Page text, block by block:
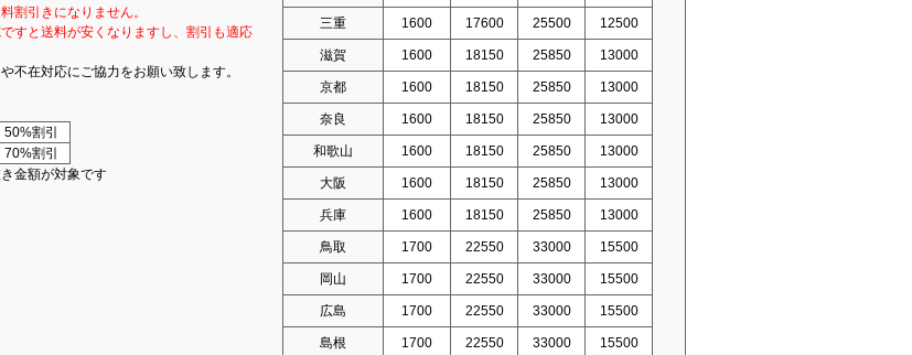
割引きになりません。
すと送料が安くなりますし、割引も適応
不在対応にご協力をお願い致します。
50%割引
70%割引
金額が対象です
三重 1600 17600 25500 12500
滋賀 1600 18150 25850 13000
京都 1600 18150 25850 13000
奈良 1600 18150 25850 13000
和歌山 1600 18150 25850 13000
大阪 1600 18150 25850 13000
兵庫 1600 18150 25850 13000
鳥取 1700 22550 33000 15500
岡山 1700 22550 33000 15500
広島 1700 22550 33000 15500
島根 1700 22550 33000 15500